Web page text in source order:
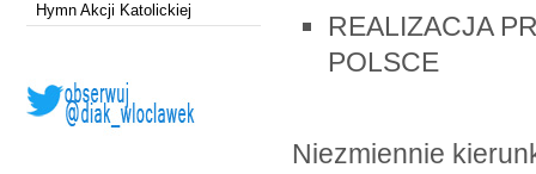
Hymn Akcji Katolickiej
REALIZACJA
POLSCE
Niezmiennie